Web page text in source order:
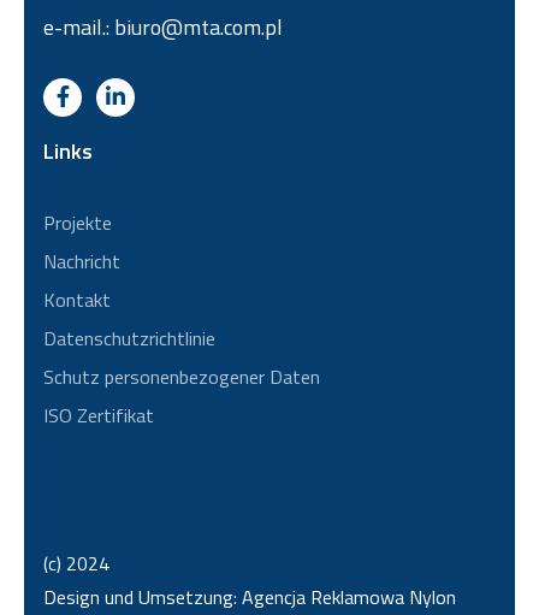
e-mail.: biuro@mta.com.pl
Links
Projekte
Nachricht
Kontakt
Datenschutzrichtlinie
Schutz personenbezogener Daten
ISO Zertifikat
(c) 2024
Design und Umsetzung: Agencja Reklamowa Nylon